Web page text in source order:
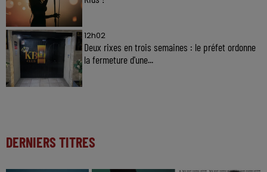
12h02
Deux rixes en trois semaines : le préfet ordonne
la fermeture d'une...
DERNIERS TITRES